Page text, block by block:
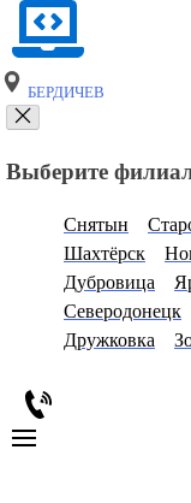
БЕРДИЧЕВ
Выберите
Снятын
Шахтёрск
Дубровица
Северодонецк
Дружковка